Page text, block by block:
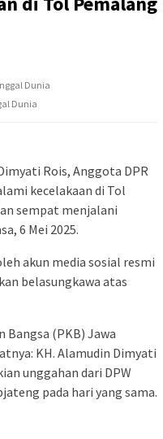
Dunia
Rois, Anggota DPR
kecelakaan di Tol
sempat menjalani
6 Mei 2025.
akun media sosial resmi
belasungkawa atas
Bangsa (PKB) Jawa
KH. Alamudin Dimyati
unggahan dari DPW
pada hari yang sama.